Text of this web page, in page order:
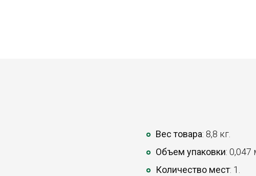
Вес товара: 8,8 кг.
Объем упаковки: 0,047
Количество мест: 1.